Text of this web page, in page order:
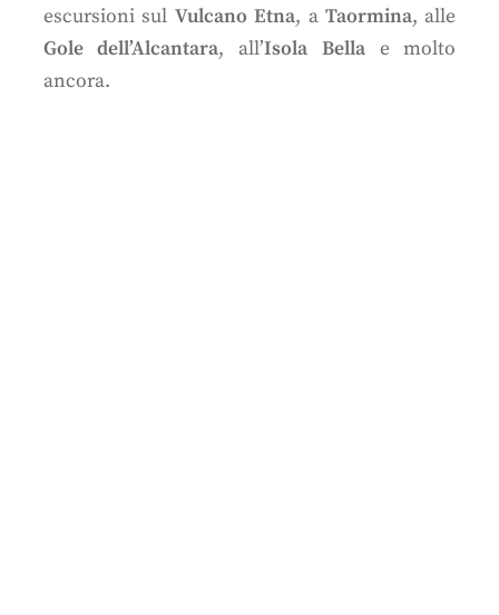
escursioni sul Vulcano Etna, a Taormina, alle
Gole dell’Alcantara, all’Isola Bellae molto
ancora.